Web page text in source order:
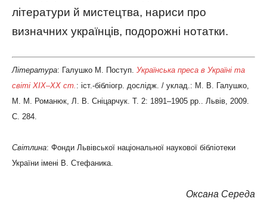
літератури й мистецтва, нариси про
визначних українців, подорожні нотатки.
Література: Галушко М. Поступ. Українська преса в Україні та
світі ХІХ–ХХ ст. : іст.-бібліогр. дослідж. / уклад.: М. В. Галушко,
М. М. Романюк, Л. В. Сніцарчук. Т. 2: 1891–1905 рр.. Львів, 2009.
С. 284.
Світлина: Фонди Львівської національної наукової бібліотеки
України імені В. Стефаника.
Оксана Середа